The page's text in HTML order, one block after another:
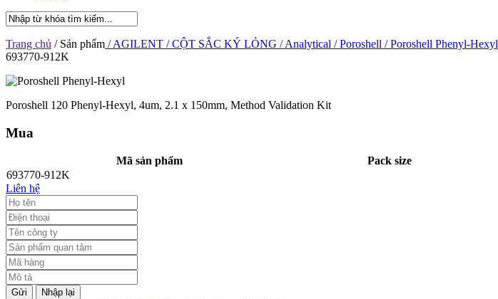
Trang chủ / Sản phẩm / AGILENT / CỘT SẮC KÝ LỎNG / Analytical / Poroshell / Poroshell Phenyl-Hexyl
693770-912K
Poroshell 120 Phenyl-Hexyl, 4um, 2.1 x 150mm, Method Validation Kit
Mua
Mã sản phẩm Pack size
693770-912K
Liên hệ
Gửi Nhập lại